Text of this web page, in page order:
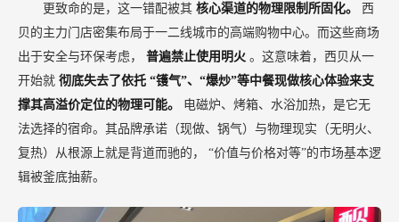
更致命的是，这一错配被其 核心渠道的物理限制所固化。 西
贝的主力门店密集布局于一二线城市的高端购物中心。而这些商场
出于安全与环保考虑， 普遍禁止使用明火 。这意味着，西贝从一
开始就 彻底失去了依托 “镬气”、“爆炒”等中餐现做核心体验来支
撑其高溢价定位的物理可能。 电磁炉、烤箱、水浴加热，是它无
法选择的宿命。其品牌承诺（现做、锅气）与物理现实（无明火、
复热）从根源上就是背道而驰的， “价值与价格对等”的市场基本逻
辑被釜底抽薪。